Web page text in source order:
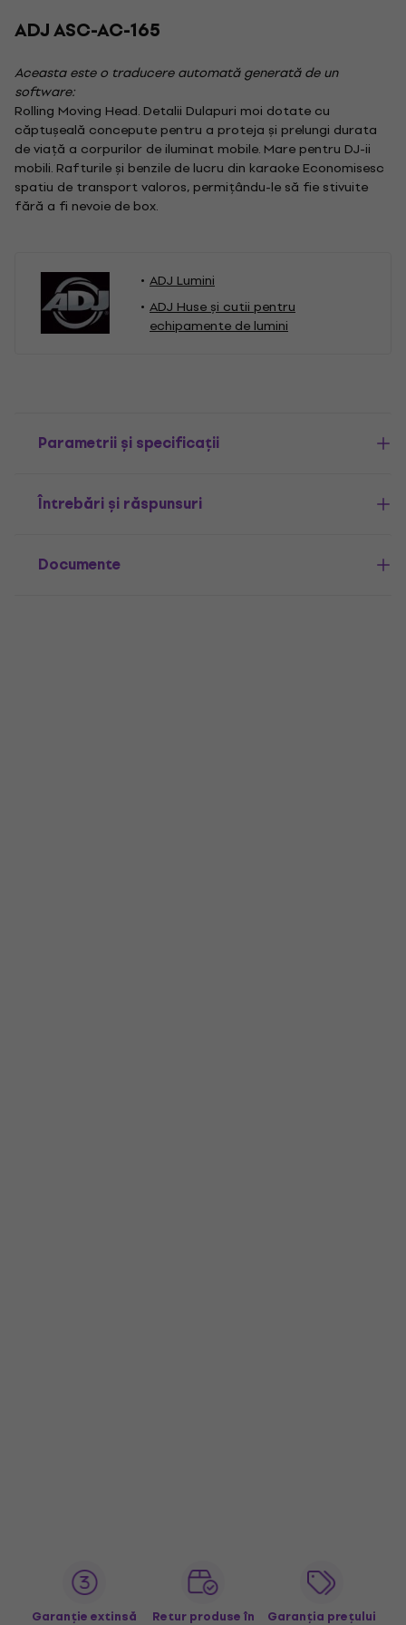
ADJ ASC-AC-165
Aceasta este o traducere automată generată de un
software:
Rolling Moving Head. Detalii Dulapuri moi dotate cu
căptușeală concepute pentru a proteja și prelungi durata
de viață a corpurilor de iluminat mobile. Mare pentru DJ-ii
mobili. Rafturile și benzile de lucru din karaoke Economisesc
spatiu de transport valoros, permițându-le să fie stivuite
fără a fi nevoie de box.
ADJ Lumini
ADJ Huse și cutii pentru
echipamente de lumini
Parametrii și specificații
Întrebări și răspunsuri
Documente
Garanție extinsă
Retur produse în
Garanția prețului